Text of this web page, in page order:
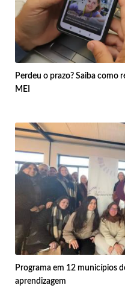
Perdeu o prazo? Saiba como
MEI
Programa em 12 municípios
aprendizagem